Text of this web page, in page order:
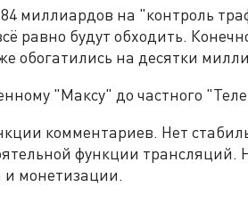
миллиардов на "контроль
равно будут обходить.
обогатились на десятки
"Максу" до частного
комментариев. Нет
функции трансляций.
монетизации.